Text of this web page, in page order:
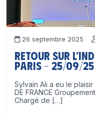
26 septembre 2025
Retour sur
Paris – 25/09/25
Sylvain Ali a eu le
DE FRANCE
Chargé de […]